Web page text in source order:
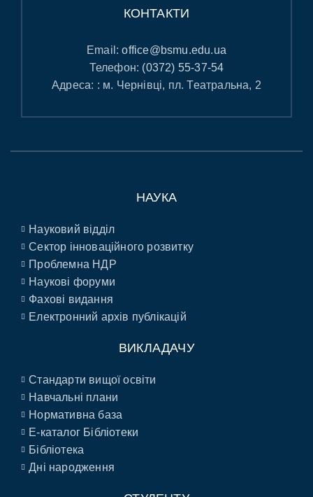
КОНТАКТИ
Email:office@bsmu.edu.ua
Телефон: (0372) 55-37-54
Адреса: : м. Чернівці, пл. Театральна, 2
НАУКА
Науковий відділ
Сектор інноваційного розвитку
Проблемна НДР
Наукові форуми
Фахові видання
Електронний архів публікацій
ВИКЛАДАЧУ
Стандарти вищої освіти
Навчальні плани
Нормативна база
E-каталог Бібліотеки
Бібліотека
Дні народження